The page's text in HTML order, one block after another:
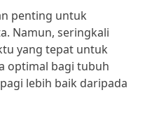
penting untuk
Namun, seringkali
yang tepat untuk
optimal bagi tubuh
lebih baik daripada